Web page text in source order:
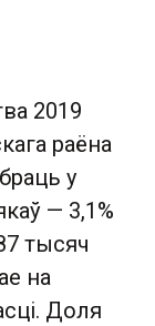
2019
раёна
у
— 3,1%
тысяч
на
Доля